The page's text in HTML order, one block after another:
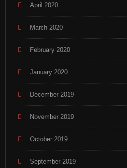
April 2020
March 2020
February 2020
January 2020
December 2019
November 2019
October 2019
September 2019